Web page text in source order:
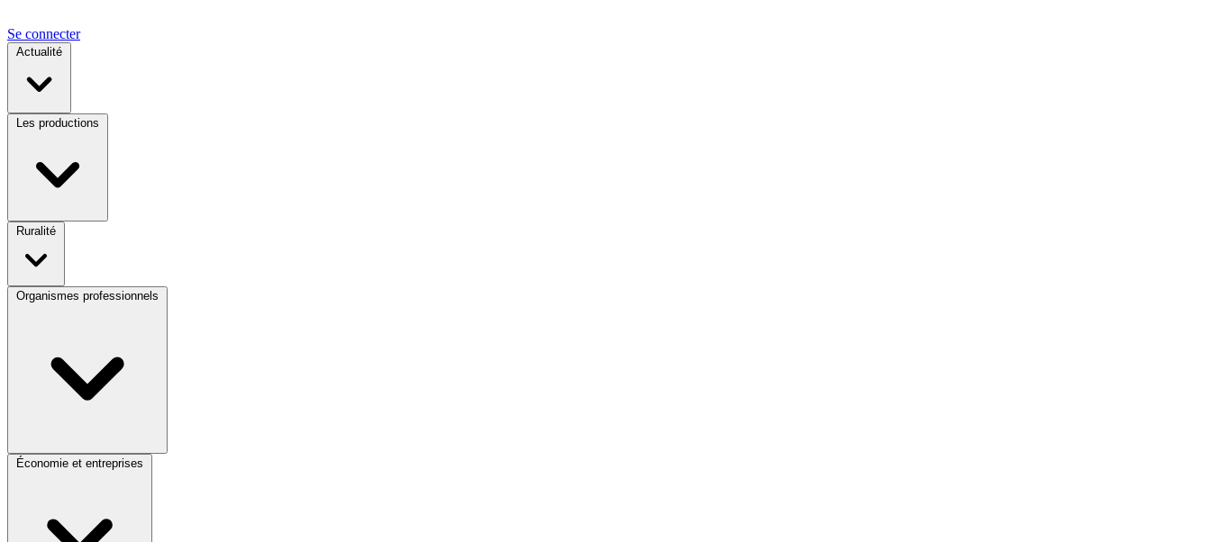
Se connecter
Actualité
Les productions
Ruralité
Organismes professionnels
Économie et entreprises